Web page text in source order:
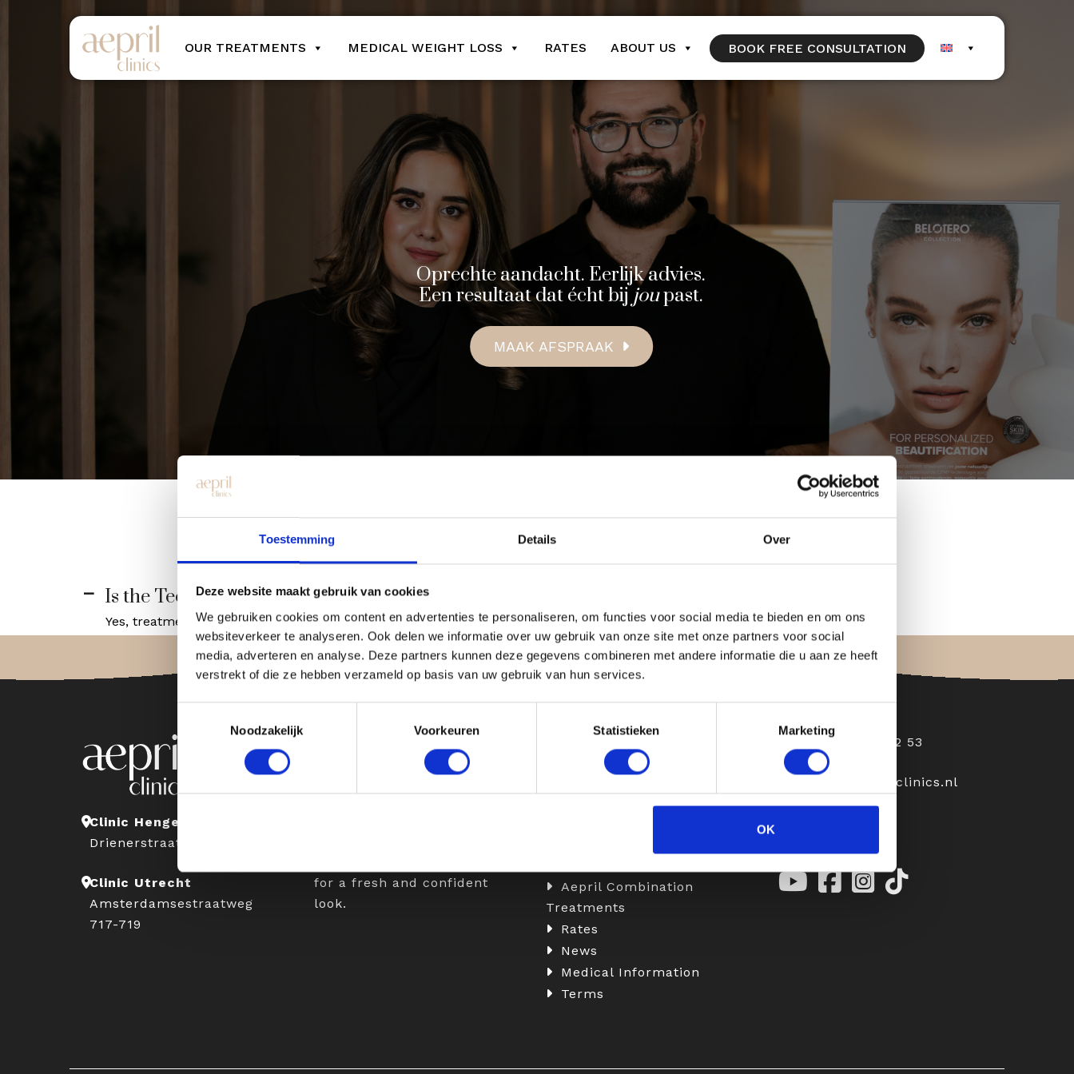
Toestemming Details Over
Deze website maakt gebruik van cookies
We gebruiken cookies om content en advertenties te personaliseren, om functies voor social media te bieden en om ons
websiteverkeer te analyseren. Ook delen we informatie over uw gebruik van onze site met onze partners voor social
media, adverteren en analyse. Deze partners kunnen deze gegevens combineren met andere informatie die u aan ze heeft
verstrekt of die ze hebben verzameld op basis van uw gebruik van hun services.
Noodzakelijk
Voorkeuren Statistieken Marketing
OK
OUR TREATMENTS MEDICAL WEIGHT LOSS RATES ABOUT US BOOK FREE CONSULTATION
Oprechte aandacht. Eerlijk advies.
Een resultaat dat écht bij joupast.
MAAK AFSPRAAK
A Is the Teeth Grinding treatment safe?
Yes, treatment is safe when performed by experienced, certified practitioners.
Clinic Hengelo
Drienerstraat 41
Clinic Utrecht
Amsterdamsestraatweg
717-719
About Aepril
At Aepril Clinics, we combine
for a fresh and confident
look.
Information
Aepril Combination
Treatments
Rates
News
Medical Information
Terms
+31 (0)6 23 20 92 53
receptie@aeprilclinics.nl
Follow Us